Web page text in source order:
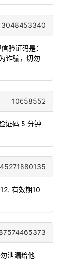
验证码是：
诈骗，切勿
10658552
证码 5 分钟
有效期10
泄漏给他